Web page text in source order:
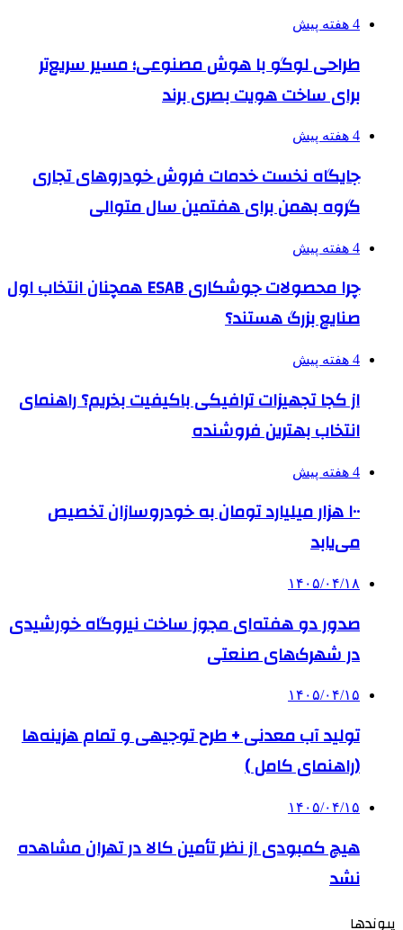
4 هفته پیش
طراحی لوگو با هوش مصنوعی؛ مسیر سریع‌تر
برای ساخت هویت بصری برند
4 هفته پیش
جایگاه نخست خدمات فروش خودروهای تجاری
گروه بهمن برای هفتمین سال متوالی
4 هفته پیش
چرا محصولات جوشکاری ESAB همچنان انتخاب اول
صنایع بزرگ هستند؟
4 هفته پیش
از کجا تجهیزات ترافیکی باکیفیت بخریم؟ راهنمای
انتخاب بهترین فروشنده
4 هفته پیش
۱۰۰ هزار میلیارد تومان به خودروسازان تخصیص
می‌یابد
۱۴۰۵/۰۴/۱۸
صدور دو هفته‌ای مجوز ساخت نیروگاه خورشیدی
در شهرک‌های صنعتی
۱۴۰۵/۰۴/۱۵
تولید آب معدنی + طرح توجیهی و تمام هزینه‌ها
(راهنمای کامل )
۱۴۰۵/۰۴/۱۵
هیچ کمبودی از نظر تأمین کالا در تهران مشاهده
نشد
پیوندها